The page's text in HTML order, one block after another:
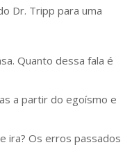
Dr. Tripp para uma
Quanto dessa fala é
a partir do egoísmo e
ira? Os erros passados